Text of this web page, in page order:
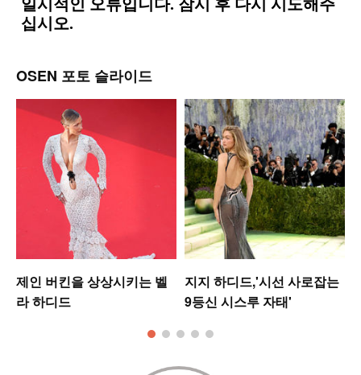
OSEN 포토 슬라이드
제인 버킨을 상상시키는 벨
라 하디드
지지 하디드,'시선 사로잡는
9등신 시스루 자태'